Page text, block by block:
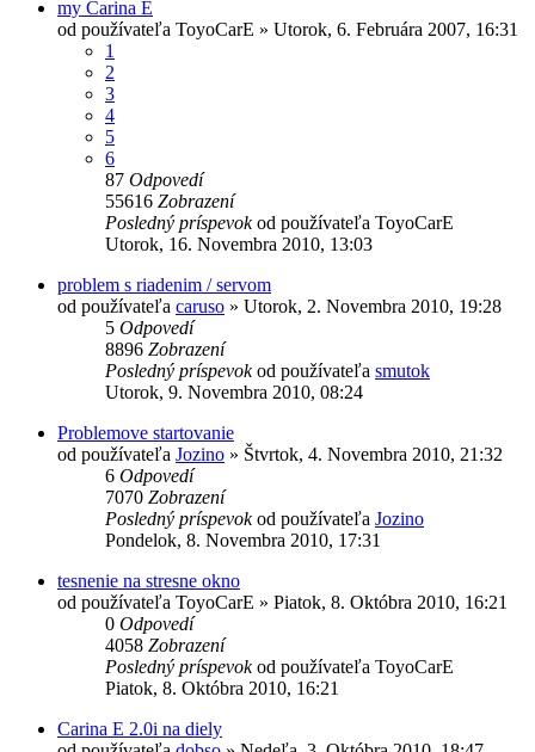
my Carina E
od používateľa ToyoCarE » Utorok, 6. Februára 2007, 16:31
1
2
3
4
5
6
87 Odpovedí
55616 Zobrazení
Posledný príspevokod používateľa ToyoCarE
Utorok, 16. Novembra 2010, 13:03
problem s riadenim / servom
od používateľa caruso » Utorok, 2. Novembra 2010, 19:28
5 Odpovedí
8896 Zobrazení
Posledný príspevokod používateľa smutok
Utorok, 9. Novembra 2010, 08:24
Problemove startovanie
od používateľa Jozino » Štvrtok, 4. Novembra 2010, 21:32
6 Odpovedí
7070 Zobrazení
Posledný príspevokod používateľa Jozino
Pondelok, 8. Novembra 2010, 17:31
tesnenie na stresne okno
od používateľa ToyoCarE » Piatok, 8. Októbra 2010, 16:21
0 Odpovedí
4058 Zobrazení
Posledný príspevokod používateľa ToyoCarE
Piatok, 8. Októbra 2010, 16:21
Carina E 2.0i na diely